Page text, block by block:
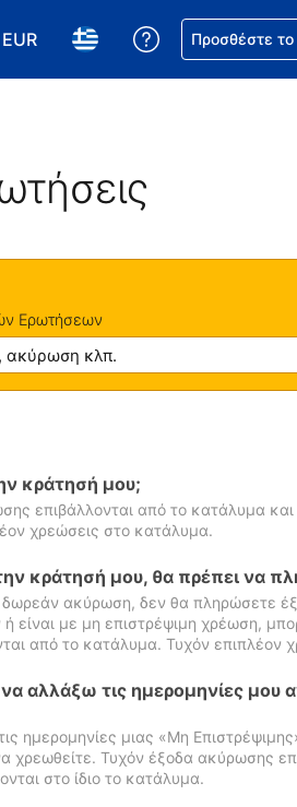
EUR
Επιλέξτε το νόμισμά σας. Το
Επιλέξτε τη γλώσσα
Βοήθεια για
Προσθέστε
Ερωτήσεων
κράτησή μου;
επιβάλλονται από το κατάλυμα
χρεώσεις στο κατάλυμα.
κράτησή μου, θα πρέπει να
δωρεάν ακύρωση, δεν θα πληρώσετε
είναι με μη επιστρέψιμη χρέωση,
από το κατάλυμα. Τυχόν επιπλέον
αλλάξω τις ημερομηνίες μου
ημερομηνίες μιας «Μη
χρεωθείτε. Τυχόν έξοδα ακύρωσης
στο ίδιο το κατάλυμα.